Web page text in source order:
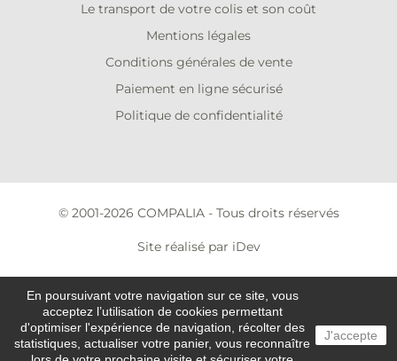
Le transport de votre colis et son coût
Mentions légales
Conditions générales de vente
Paiement en ligne sécurisé
Politique de confidentialité
En poursuivant votre navigation sur ce site, vous
acceptez l’utilisation de cookies permettant
d'optimiser l'expérience de navigation, récolter des
statistiques, actualiser votre panier, vous reconnaître
J'accepte
© 2001-2026 COMPALIA - Tous droits réservés
Site réalisé par iDev